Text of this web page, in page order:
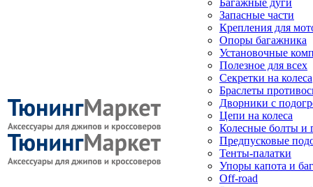
Багажные дуги
Запасные части
Крепления для
Опоры багажника
Установочные
Полезное для всех
Секретки на колеса
Браслеты
Дворники с
Цепи на колеса
Колесные болты и
Предпусковые
Тенты-палатки
Упоры капота и
Off-road